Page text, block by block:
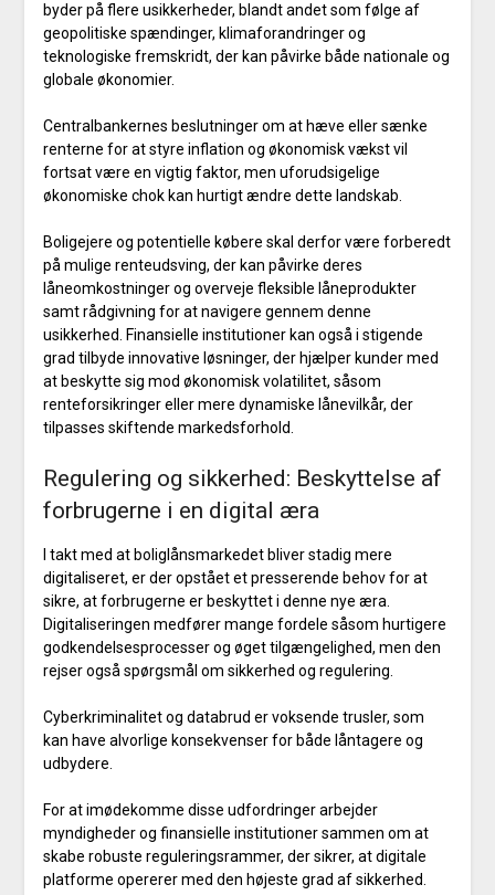
byder på flere usikkerheder, blandt andet som følge af
geopolitiske spændinger, klimaforandringer og
teknologiske fremskridt, der kan påvirke både nationale og
globale økonomier.
Centralbankernes beslutninger om at hæve eller sænke
renterne for at styre inflation og økonomisk vækst vil
fortsat være en vigtig faktor, men uforudsigelige
økonomiske chok kan hurtigt ændre dette landskab.
Boligejere og potentielle købere skal derfor være forberedt
på mulige renteudsving, der kan påvirke deres
låneomkostninger og overveje fleksible låneprodukter
samt rådgivning for at navigere gennem denne
usikkerhed. Finansielle institutioner kan også i stigende
grad tilbyde innovative løsninger, der hjælper kunder med
at beskytte sig mod økonomisk volatilitet, såsom
renteforsikringer eller mere dynamiske lånevilkår, der
tilpasses skiftende markedsforhold.
Regulering og sikkerhed: Beskyttelse af
forbrugerne i en digital æra
I takt med at boliglånsmarkedet bliver stadig mere
digitaliseret, er der opstået et presserende behov for at
sikre, at forbrugerne er beskyttet i denne nye æra.
Digitaliseringen medfører mange fordele såsom hurtigere
godkendelsesprocesser og øget tilgængelighed, men den
rejser også spørgsmål om sikkerhed og regulering.
Cyberkriminalitet og databrud er voksende trusler, som
kan have alvorlige konsekvenser for både låntagere og
udbydere.
For at imødekomme disse udfordringer arbejder
myndigheder og finansielle institutioner sammen om at
skabe robuste reguleringsrammer, der sikrer, at digitale
platforme opererer med den højeste grad af sikkerhed.